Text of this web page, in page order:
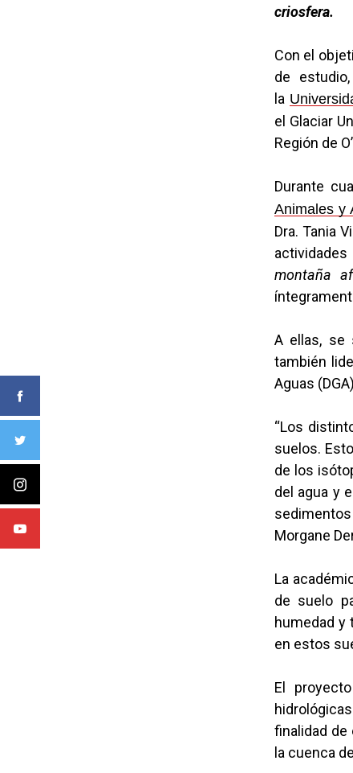
criosfera.
Con el
de
la
el Glaciar
Región de
Durante
Animales y
Dra. Tania
montaña
A ellas, se
también
Aguas
“Los
suelos.
de los
del agua y
Morgane
La
de suelo
humedad y
en estos
El
finalidad de
la cuenca